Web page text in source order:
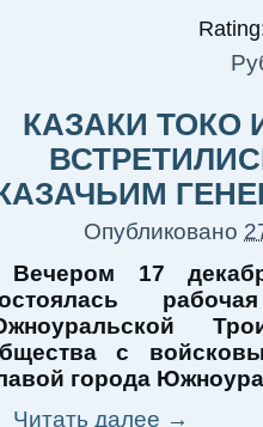
КАЗАКИ ТОКО
Опубликовано
Вечером 17
с
города
Читать далее →